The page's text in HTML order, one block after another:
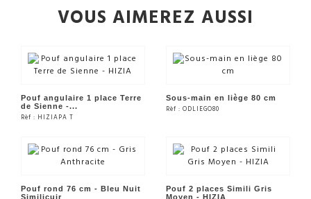
VOUS AIMEREZ AUSSI
VOIR LE PRODUIT
Pouf angulaire 1 place Terre
de Sienne -...
Rèf : HIZIAPA T
VOIR LE PRODUIT
Sous-main en liège 80 cm
Rèf : ODLIEGO80
Pouf rond 76 cm - Bleu Nuit
Similicuir
Pouf 2 places Simili Gris
Moyen - HIZIA